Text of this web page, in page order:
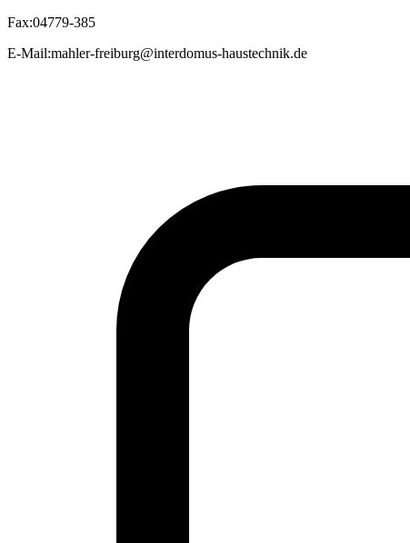
Fax:04779-385
E-Mail:mahler-freiburg@interdomus-haustechnik.de